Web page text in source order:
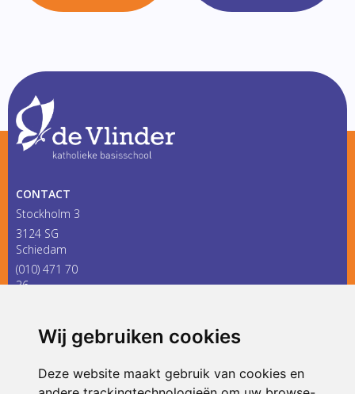
Wij gebruiken cookies
Deze website maakt gebruik van cookies en
CONTACT
Stockholm 3
3124 SG
Schiedam
(010) 471 70
36
ONDERDEEL VAN